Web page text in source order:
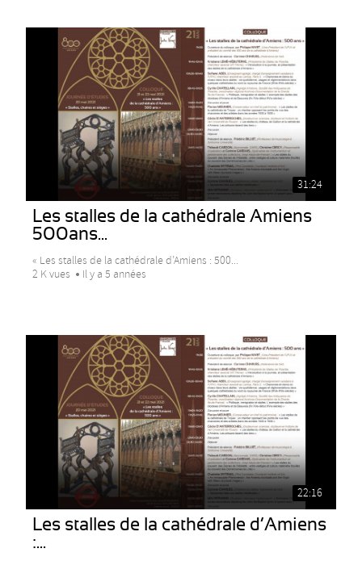
31:24
Les stalles de la cathédrale Amiens
500ans...
« Les stalles de la cathédrale d’Amiens : 500...
2 K vues
Il y a 5 années
22:16
Les stalles de la cathédrale d’Amiens
:...